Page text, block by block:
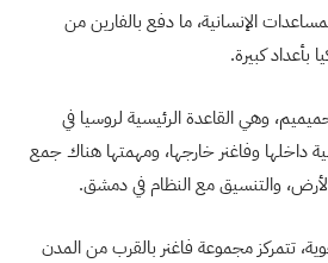
الإنسانية، ما دفع بالفارين من
بأعداد كبيرة.
وهي القاعدة الرئيسية لروسيا في
داخلها وفاغنر خارجها، ومهمتها هناك جمع
والتنسيق مع النظام في دمشق.
تتمركز مجموعة فاغنر بالقرب من المدن